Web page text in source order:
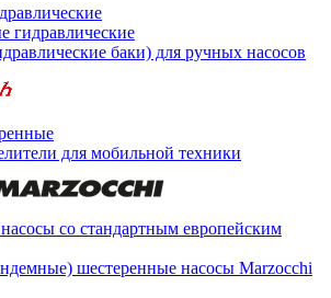
гидравлические
баки) для ручных насосов
для мобильной техники
со стандартным европейским
шестеренные насосы Marzocchi